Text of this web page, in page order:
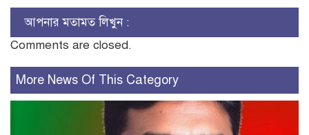
আপনার মতামত লিখুন :
Comments are closed.
More News Of This Category